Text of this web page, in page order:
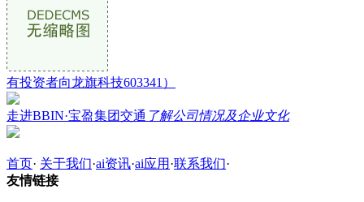
有投资者向龙旗科技603341）
走进BBIN·宝盈集团交通 了解公司情况及企业文化
首页· 关于我们·ai资讯·ai应用 ·联系我们·
友情链接